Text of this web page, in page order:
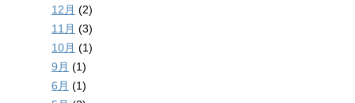
12月 (2)
11月 (3)
10月 (1)
9月 (1)
6月 (1)